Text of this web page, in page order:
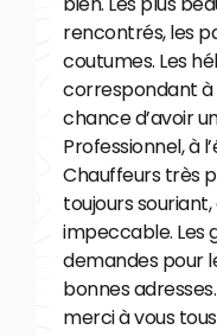
rencontrés, les
coutumes. Les
correspondant à
chance d’avoir
Professionnel, à
Chauffeurs très
toujours
impeccable. Les
demandes pour
bonnes
merci à vous